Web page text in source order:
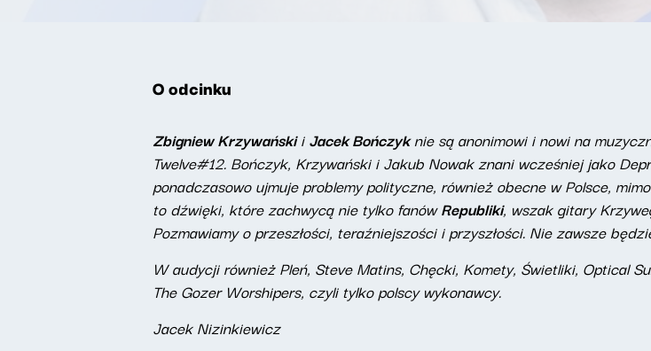
O odcinku
Zbigniew KrzywańskiiJacek Bończyknie są anonimowi i nowi na
Twelve#12. Bończyk, Krzywański i Jakub Nowak znani wcześniej jako
ponadczasowo ujmuje problemy polityczne, również obecne w Polsce,
to dźwięki, które zachwycą nie tylko fanówRepubliki, wszak gitary
Pozmawiamy o przeszłości, teraźniejszości i przyszłości. Nie zawsze
W audycji również Pleń, Steve Matins, Chęcki, Komety, Świetliki, Optical
The Gozer Worshipers, czyli tylko polscy wykonawcy.
Jacek Nizinkiewicz